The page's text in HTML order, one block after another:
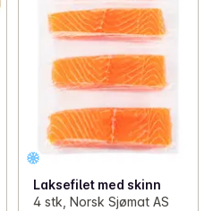
Laksefilet med skinn
4 stk, Norsk Sjømat AS